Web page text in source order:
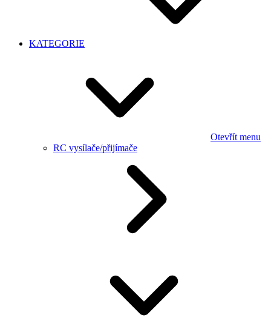
KATEGORIE
Otevřít menu
RC vysílače/přijímače